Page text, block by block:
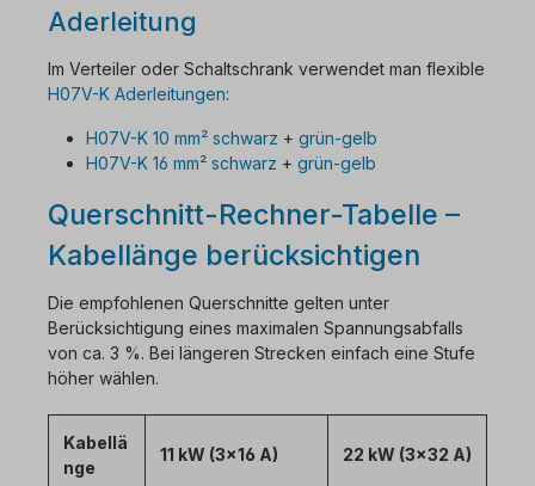
Aderleitung
Im Verteiler oder Schaltschrank verwendet man flexible
H07V-K Aderleitungen:
H07V-K 10 mm² schwarz + grün-gelb
H07V-K 16 mm² schwarz + grün-gelb
Querschnitt-Rechner-Tabelle –
Kabellänge berücksichtigen
Die empfohlenen Querschnitte gelten unter
Berücksichtigung eines maximalen Spannungsabfalls
von ca. 3 %. Bei längeren Strecken einfach eine Stufe
höher wählen.
Kabellä
nge
11 kW (3×16 A) 22 kW (3×32 A)